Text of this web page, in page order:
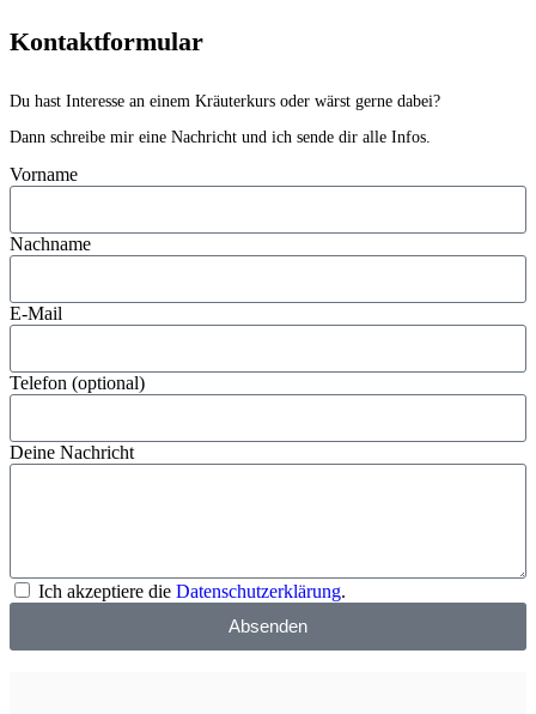
Kontaktformular
Du hast Interesse an einem Kräuterkurs oder wärst gerne dabei?
Dann schreibe mir eine Nachricht und ich sende dir alle Infos.
Vorname
Nachname
E-Mail
Telefon (optional)
Deine Nachricht
Ich akzeptiere die Datenschutzerklärung.
Absenden